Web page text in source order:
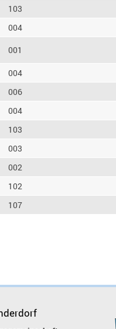
103
004
001
004
006
004
103
003
002
102
107